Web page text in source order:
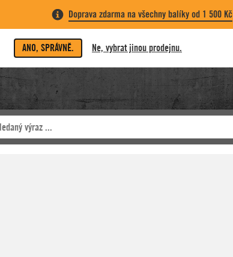
Doprava zdarma na všechny balíky od 1 500 Kč
ANO, SPRÁVNĚ. Ne, vybrat jinou prodejnu.